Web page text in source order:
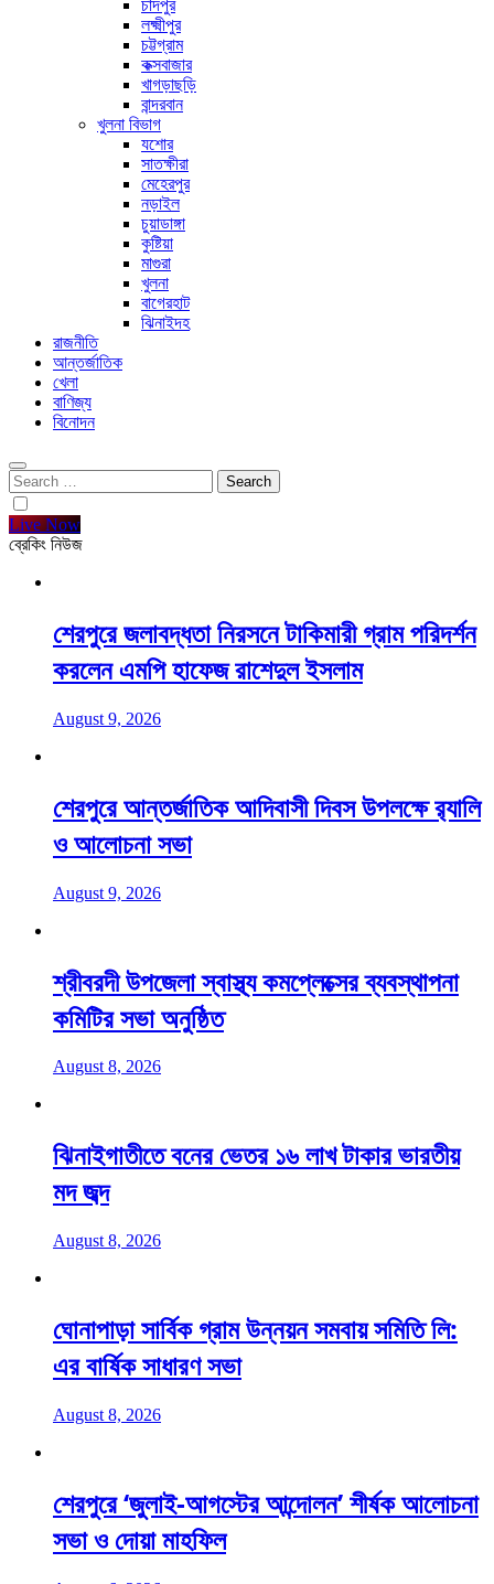
চাঁদপুর
লক্ষ্মীপুর
চট্টগ্রাম
কক্সবাজার
খাগড়াছড়ি
বান্দরবান
খুলনা বিভাগ
যশোর
সাতক্ষীরা
মেহেরপুর
নড়াইল
চুয়াডাঙ্গা
কুষ্টিয়া
মাগুরা
খুলনা
বাগেরহাট
ঝিনাইদহ
রাজনীতি
আন্তর্জাতিক
খেলা
বাণিজ্য
বিনোদন
Search
for:
Live Now
ব্রেকিং নিউজ
শেরপুরে জলাবদ্ধতা নিরসনে টাকিমারী গ্রাম পরিদর্শন
করলেন এমপি হাফেজ রাশেদুল ইসলাম
August 9, 2026
শেরপুরে আন্তর্জাতিক আদিবাসী দিবস উপলক্ষে র‌্যালি
ও আলোচনা সভা
August 9, 2026
শ্রীবরদী উপজেলা স্বাস্থ্য কমপ্লেক্সের ব্যবস্থাপনা
কমিটির সভা অনুষ্ঠিত
August 8, 2026
ঝিনাইগাতীতে বনের ভেতর ১৬ লাখ টাকার ভারতীয়
মদ জব্দ
August 8, 2026
ঘোনাপাড়া সার্বিক গ্রাম উন্নয়ন সমবায় সমিতি লি:
এর বার্ষিক সাধারণ সভা
August 8, 2026
শেরপুরে ‘জুলাই-আগস্টের আন্দোলন’ শীর্ষক আলোচনা
সভা ও দোয়া মাহফিল